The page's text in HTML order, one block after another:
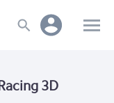
3D